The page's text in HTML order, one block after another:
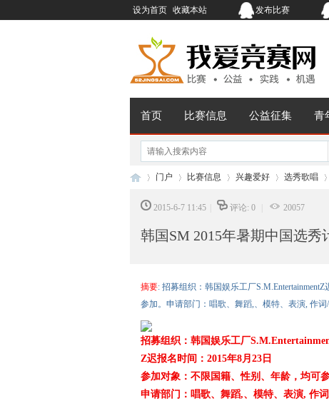
设为首页 收藏本站 发布比赛
首页 比赛信息 公益征集 青
›
门户
›
比赛信息
›
兴趣爱好
›
选秀歌唱
›
2015-6-7 11:45 评论: 0 20057
韩国SM 2015年暑期中国选秀
摘要: 招募组织：韩国娱乐工厂
参加。申请部门：唱歌、舞蹈,、模特、表演, 作
招募组织：韩国娱乐工厂
Z迟报名时间：2015年8月23日
参加对象：不限国籍、性别、年龄，均可参
申请部门：唱歌、舞蹈,、模特、表演, 作词